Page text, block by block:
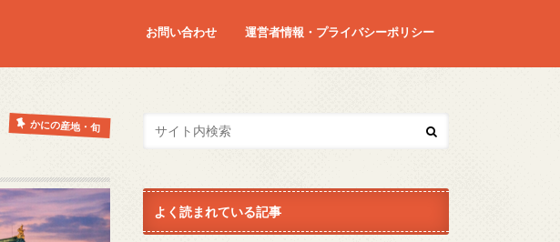
お問い合わせ 運営者情報・プライバシーポリシー
かにの産地・旬
よく読まれている記事